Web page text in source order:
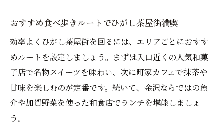
おすすめ食べ歩きルートでひがし茶屋街満喫
効率よくひがし茶屋街を回るには、エリアごとにおすす
めルートを設定しましょう。まずは入口近くの人気和菓
子店で名物スイーツを味わい、次に町家カフェで抹茶や
甘味を楽しむのが定番です。続いて、金沢ならではの魚
介や加賀野菜を使った和食店でランチを堪能しましょ
う。